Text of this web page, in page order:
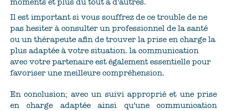
Il est important si vous souffrez de ce trouble de ne
pas hesiter à consulter un professionnel de la santé
ou un thérapeute afin de trouver la prise en charge la
plus adaptée à votre situation. la communication
avec votre partenaire est également essentielle pour
favoriser une meilleure compréhension.
En conclusion; avec un suivi approprié et une prise
en charge adaptée ainsi qu'une communication